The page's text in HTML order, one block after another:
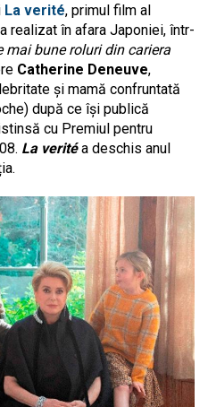
La verité, primul film al
realizat în afara Japoniei, într-
mai bune roluri din cariera
Catherine Deneuve,
și mamă confruntată
după ce își publică
cu Premiul pentru
La veritéa deschis anul